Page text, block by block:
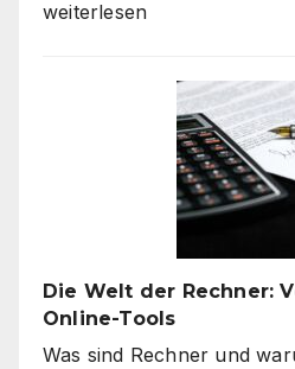
weiterlesen
Die Welt der Rechner:
Online-Tools
Was sind Rechner und